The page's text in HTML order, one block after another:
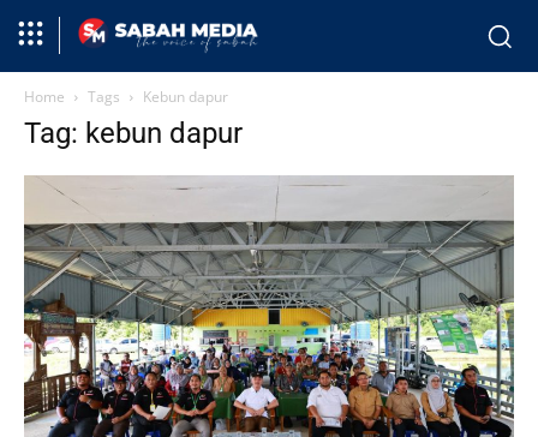
Home Tags Kebun dapur
Tag: kebun dapur